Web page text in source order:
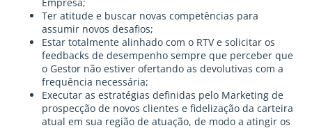
Empresa;
Ter atitude e buscar novas competências para
assumir novos desafios;
Estar totalmente alinhado com o RTV e solicitar os
feedbacks de desempenho sempre que perceber que
o Gestor não estiver ofertando as devolutivas com a
frequência necessária;
Executar as estratégias definidas pelo Marketing de
prospecção de novos clientes e fidelização da carteira
atual em sua região de atuação, de modo a atingir os